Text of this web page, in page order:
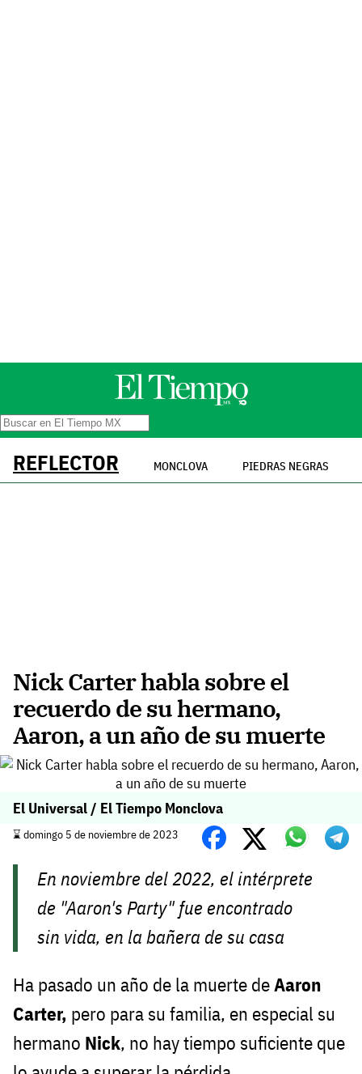
REFLECTOR MONCLOVA PIEDRAS NEGRAS
Nick Carter habla sobre el
recuerdo de su hermano,
Aaron, a un año de su muerte
El Universal / El Tiempo Monclova
⌛️ domingo 5 de noviembre de 2023
En noviembre del 2022, el intérprete
de "Aaron's Party" fue encontrado
sin vida, en la bañera de su casa
Ha pasado un año de la muerte deAaron
Carter, pero para su familia, en especial su
hermano Nick, no hay tiempo suficiente que